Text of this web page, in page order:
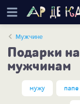
Мужчине
Подарки
мужчинам
мужу папе